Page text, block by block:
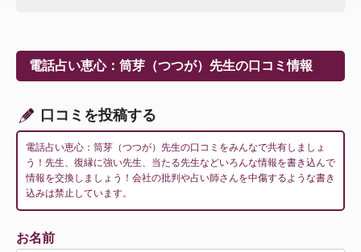
ー
シ
ン
電話占い恵心：筒芽（つつが）先生の口コミ情報
口コミを投稿する
電話占い恵心：筒芽（つつが）先生の口コミをみんなで共有しましょ
う！先生、復縁に強い先生、当たる先生などいろんな情報を書き込んで
情報を交換しましょう！会社の批判や占い師さんを中傷するような書き
込みは禁止しています。
お名前